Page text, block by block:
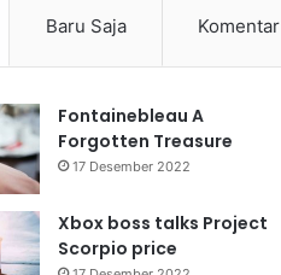
Baru Saja Komentar
Fontainebleau A
Forgotten Treasure
17 Desember 2022
Xbox boss talks Project
Scorpio price